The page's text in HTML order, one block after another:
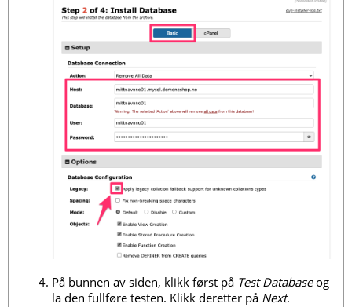
På bunnen av siden, klikk først på Test Databaseog
la den fullføre testen. Klikk deretter på Next.